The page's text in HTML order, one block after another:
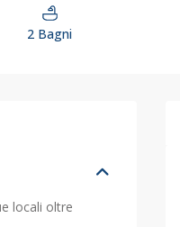
2 Bagni
locali oltre